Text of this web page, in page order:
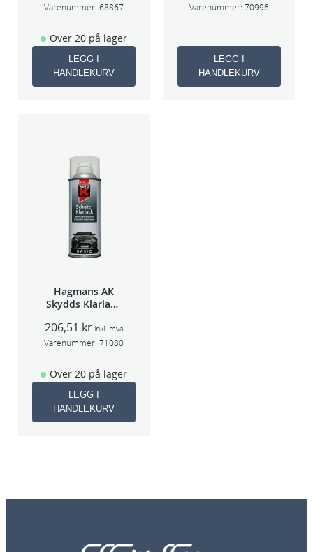
Varenummer: 68867
Over 20 på lager
LEGG I
HANDLEKURV
Varenummer: 70996
LEGG I
HANDLEKURV
Hagmans AK
Skydds Klarlakk
206,51 kr inkl. mva
Varenummer: 71080
Over 20 på lager
LEGG I
HANDLEKURV